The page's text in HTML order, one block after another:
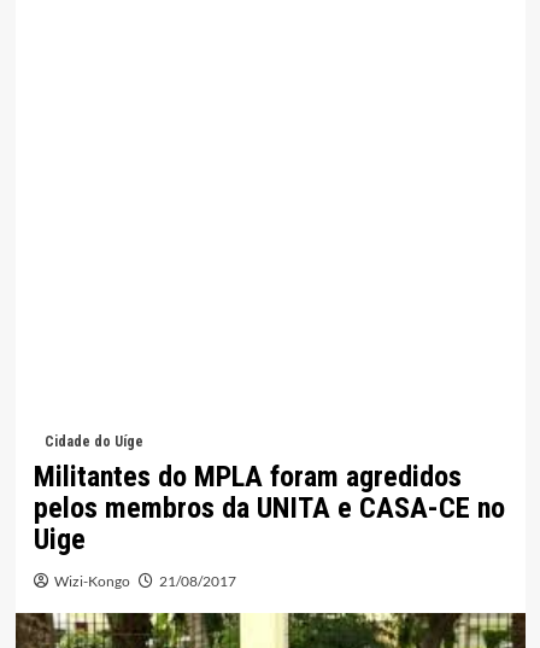
Cidade do Uíge
Militantes do MPLA foram agredidos
pelos membros da UNITA e CASA-CE no
Uige
Wizi-Kongo 21/08/2017